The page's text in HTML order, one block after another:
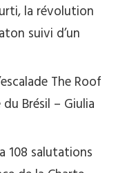
la révolution
suivi d’un
The Roof
Brésil – Giulia
108 salutations